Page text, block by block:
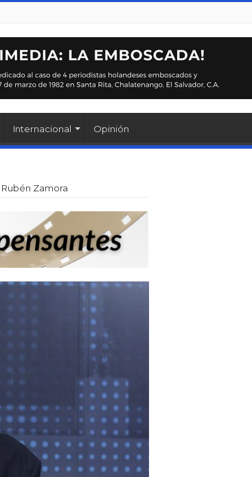
Internacional Opinión
Rubén Zamora